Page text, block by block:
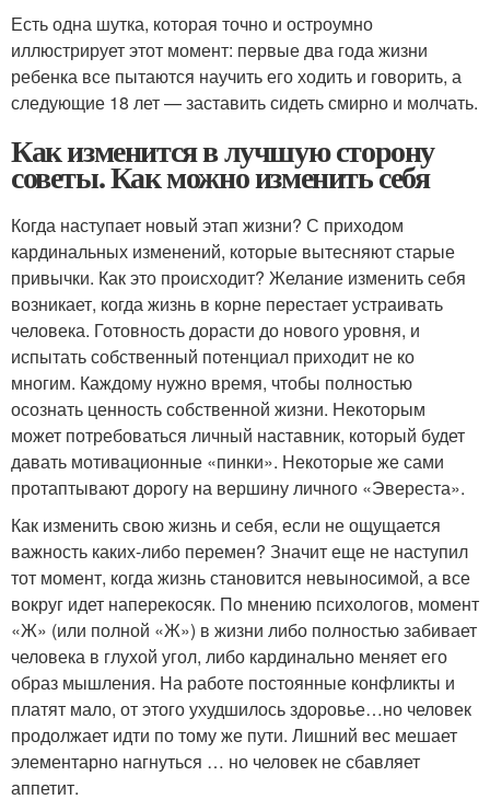
Есть одна шутка, которая точно и остроумно
иллюстрирует этот момент: первые два года жизни
ребенка все пытаются научить его ходить и говорить, а
следующие 18 лет — заставить сидеть смирно и молчать.
Как изменится в лучшую сторону
советы. Как можно изменить себя
Когда наступает новый этап жизни? С приходом
кардинальных изменений, которые вытесняют старые
привычки. Как это происходит? Желание изменить себя
возникает, когда жизнь в корне перестает устраивать
человека. Готовность дорасти до нового уровня, и
испытать собственный потенциал приходит не ко
многим. Каждому нужно время, чтобы полностью
осознать ценность собственной жизни. Некоторым
может потребоваться личный наставник, который будет
давать мотивационные «пинки». Некоторые же сами
протаптывают дорогу на вершину личного «Эвереста».
Как изменить свою жизнь и себя, если не ощущается
важность каких-либо перемен? Значит еще не наступил
тот момент, когда жизнь становится невыносимой, а все
вокруг идет наперекосяк. По мнению психологов, момент
«Ж» (или полной «Ж») в жизни либо полностью забивает
человека в глухой угол, либо кардинально меняет его
образ мышления. На работе постоянные конфликты и
платят мало, от этого ухудшилось здоровье…но человек
продолжает идти по тому же пути. Лишний вес мешает
элементарно нагнуться … но человек не сбавляет
аппетит.